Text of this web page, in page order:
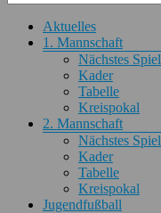
Fußball
TuS
Obertiefenbach
Obertiefenbach
Menü
Aktuelles
1. Mannschaft
Nächstes Spiel
Kader
Tabelle
Kreispokal
2. Mannschaft
Nächstes Spiel
Kader
Tabelle
Kreispokal
Jugendfußball